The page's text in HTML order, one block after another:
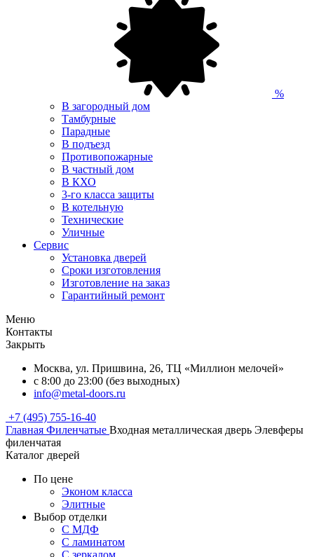
%
В загородный дом
Тамбурные
Парадные
В подъезд
Противопожарные
В частный дом
В КХО
3-го класса защиты
В котельную
Технические
Уличные
Сервис
Установка дверей
Сроки изготовления
Изготовление на заказ
Гарантийный ремонт
Меню
Контакты
Закрыть
Москва, ул. Пришвина, 26, ТЦ «Миллион мелочей»
с 8:00 до 23:00 (без выходных)
info@metal-doors.ru
+7 (495) 755-16-40
Главная Филенчатые Входная металлическая дверь Элевферы
филенчатая
Каталог дверей
По цене
Эконом класса
Элитные
Выбор отделки
С МДФ
С ламинатом
С зеркалом